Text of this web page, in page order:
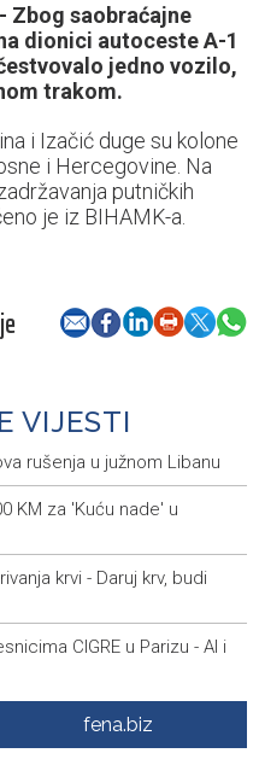
Zbog saobraćajne
dionici autoceste A-1
jedno vozilo,
trakom.
i Izačić duge su kolone
i Hercegovine. Na
putničkih
je iz BIHAMK-a.
VIJESTI
rušenja u južnom Libanu
KM za 'Kuću nade' u
krvi - Daruj krv, budi
CIGRE u Parizu - AI i
vjeruje da će i
fena.biz